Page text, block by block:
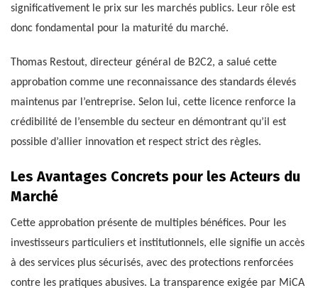
significativement le prix sur les marchés publics. Leur rôle est
donc fondamental pour la maturité du marché.
Thomas Restout, directeur général de B2C2, a salué cette
approbation comme une reconnaissance des standards élevés
maintenus par l’entreprise. Selon lui, cette licence renforce la
crédibilité de l’ensemble du secteur en démontrant qu’il est
possible d’allier innovation et respect strict des règles.
Les Avantages Concrets pour les Acteurs du
Marché
Cette approbation présente de multiples bénéfices. Pour les
investisseurs particuliers et institutionnels, elle signifie un accès
à des services plus sécurisés, avec des protections renforcées
contre les pratiques abusives. La transparence exigée par MiCA